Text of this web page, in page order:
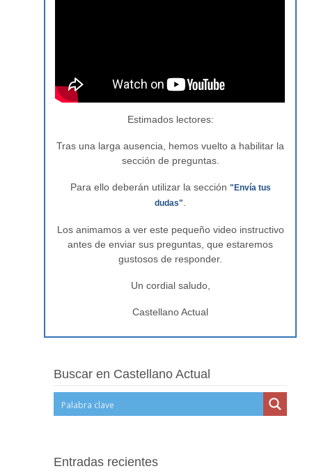
Estimados lectores:
Tras una larga ausencia, hemos vuelto a habilitar la
sección de preguntas.
Para ello deberán utilizar la sección "Envía tus
dudas".
Los animamos a ver este pequeño video instructivo
antes de enviar sus preguntas, que estaremos
gustosos de responder.
Un cordial saludo,
Castellano Actual
Buscar en Castellano Actual
Entradas recientes